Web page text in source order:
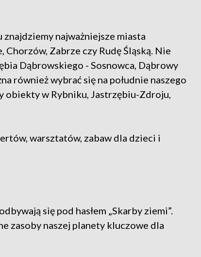
najważniejsze miasta
Chorzów, Zabrze czy Rudę Śląską. Nie
Dąbrowskiego - Sosnowca, Dąbrowy
również wybrać się na południe naszego
obiekty w Rybniku, Jastrzębiu-Zdroju,
warsztatów, zabaw dla dzieci i
się pod hasłem „Skarby ziemi”.
zasoby naszej planety kluczowe dla